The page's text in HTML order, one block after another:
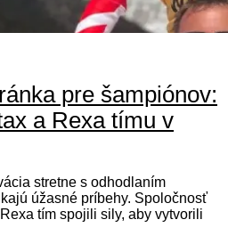
pre šampiónov:
a Rexa tímu v
stretne s odhodlaním
úžasné príbehy. Spoločnosť
tím spojili sily, aby vytvorili